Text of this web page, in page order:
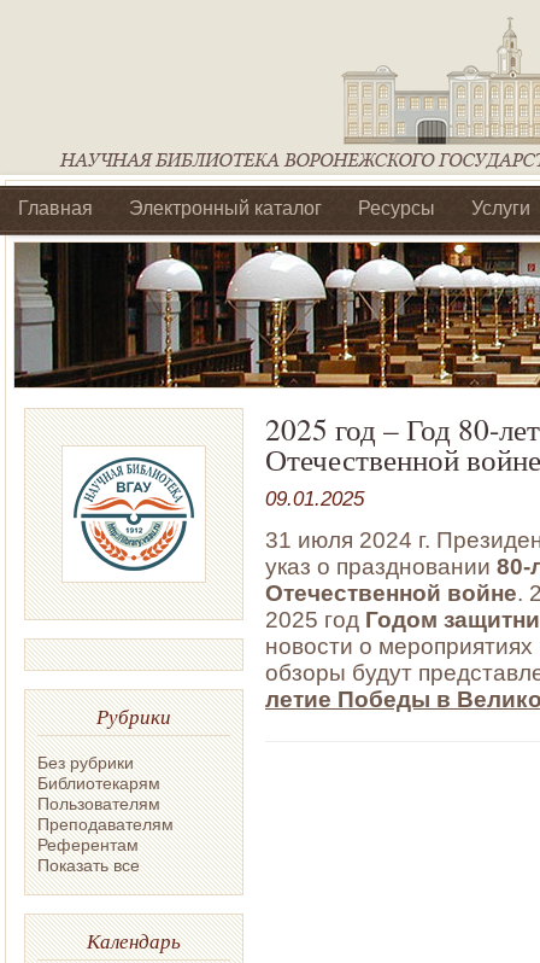
Главная Электронный каталог Ресурсы Услуги
Библиотеки регионального отделения Ассоциации
Рубрики
Без рубрики
Библиотекарям
Пользователям
Преподавателям
Референтам
Показать все
Календарь
2025 год – Год 80-
Отечественной
09.01.2025
31 июля 2024 г.
указ о праздновании 80-
Отечественной войне.
2025 год Годом
новости о
обзоры будут
летие Победы в